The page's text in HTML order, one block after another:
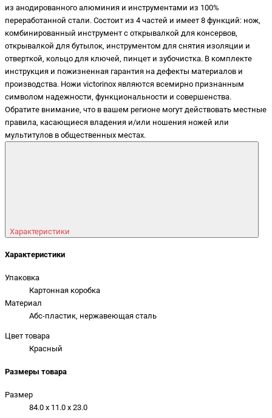
из анодированного алюминия и инструментами из 100%
переработанной стали. Состоит из 4 частей и имеет 8 функций: нож,
комбинированный инструмент с открывалкой для консервов,
открывалкой для бутылок, инструментом для снятия изоляции и
отверткой, кольцо для ключей, пинцет и зубочистка. В комплекте
инструкция и пожизненная гарантия на дефекты материалов и
производства. Ножи victorinox являются всемирно признанным
символом надежности, функциональности и совершенства.
Обратите внимание, что в вашем регионе могут действовать местные
правила, касающиеся владения и/или ношения ножей или
мультитулов в общественных местах.
Характеристики
Характеристики
Упаковка
Картонная коробка
Материал
Абс-пластик, нержавеющая сталь
Цвет товара
Красный
Размеры товара
Размер
84.0 x 11.0 x 23.0